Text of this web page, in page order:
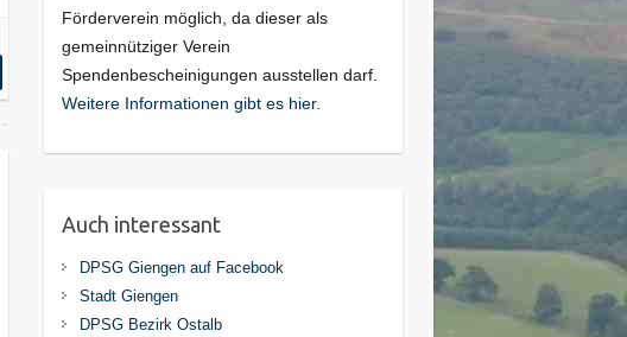
Förderverein möglich, da dieser als
gemeinnütziger Verein
Spendenbescheinigungen ausstellen darf.
Weitere Informationen gibt es hier.
Auch interessant
DPSG Giengen auf Facebook
Stadt Giengen
DPSG Bezirk Ostalb